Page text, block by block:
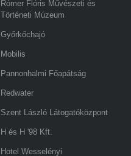
Rómer Flóris Művészeti és
Történeti Múzeum
Győrkőchajó
Mobilis
Pannonhalmi Főapátság
Redwater
Szent László Látogatóközpont
H és H '98 Kft.
Hotel Wesselényi